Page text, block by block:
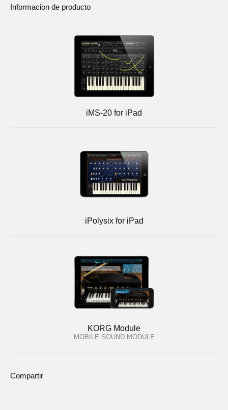
Informacion de producto
iMS-20 for iPad
iPolysix for iPad
KORG Module
MOBILE SOUND MODULE
Compartir